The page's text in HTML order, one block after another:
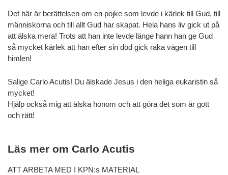
Det här är berättelsen om en pojke som levde i kärlek till Gud, till
människorna och till allt Gud har skapat. Hela hans liv gick ut på
att älska mera! Trots att han inte levde länge hann han ge Gud
så mycket kärlek att han efter sin död gick raka vägen till
himlen!
Salige Carlo Acutis! Du älskade Jesus i den heliga eukaristin så
mycket!
Hjälp också mig att älska honom och att göra det som är gott
och rätt!
Läs mer om Carlo Acutis
ATT ARBETA MED I KPN:s MATERIAL